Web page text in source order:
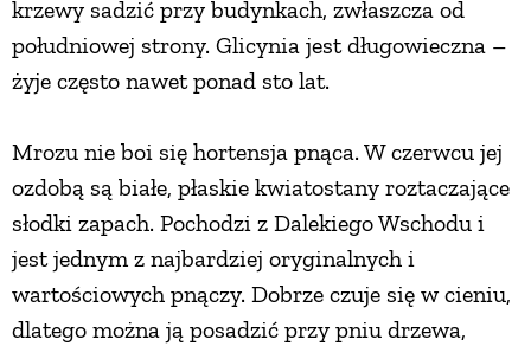
krzewy sadzić przy budynkach, zwłaszcza od
południowej strony. Glicynia jest długowieczna –
żyje często nawet ponad sto lat.
Mrozu nie boi się hortensja pnąca. W czerwcu jej
ozdobą są białe, płaskie kwiatostany roztaczające
słodki zapach. Pochodzi z Dalekiego Wschodu i
jest jednym z najbardziej oryginalnych i
wartościowych pnączy. Dobrze czuje się w cieniu,
dlatego można ją posadzić przy pniu drzewa,